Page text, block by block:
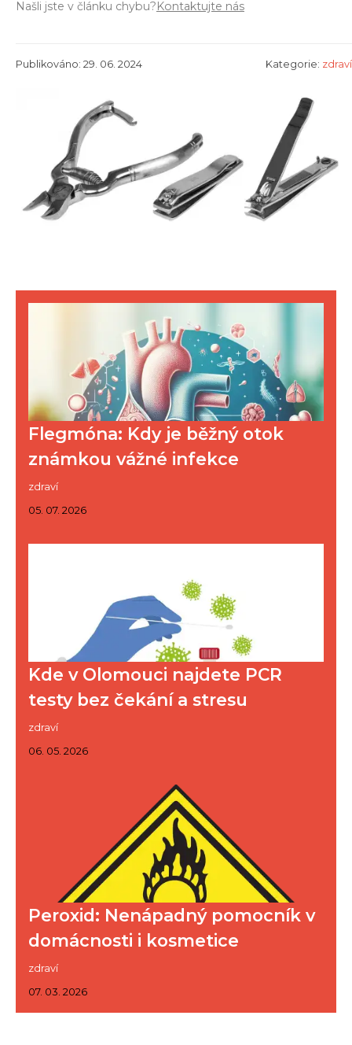
Našli jste v článku chybu?Kontaktujte nás
Publikováno: 29. 06. 2024 Kategorie: zdraví
Flegmóna: Kdy je běžný otok
známkou vážné infekce
zdraví
05. 07. 2026
Kde v Olomouci najdete PCR
testy bez čekání a stresu
zdraví
06. 05. 2026
Peroxid: Nenápadný pomocník v
domácnosti i kosmetice
zdraví
07. 03. 2026